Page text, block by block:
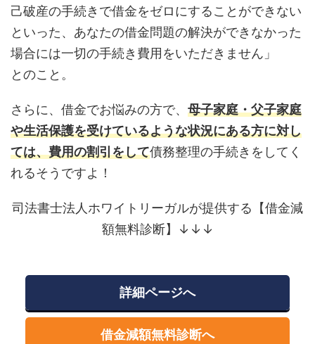
己破産の手続きで借金をゼロにすることができない
といった、あなたの借金問題の解決ができなかった
場合には一切の手続き費用をいただきません」
とのこと。
さらに、借金でお悩みの方で、 母子家庭・父子家庭
や生活保護を受けているような状況にある方に対し
ては、費用の割引をして債務整理の手続きをしてく
れるそうですよ！
司法書士法人ホワイトリーガルが提供する【借金減
額無料診断】↓↓↓
詳細ページへ
借金減額無料診断へ